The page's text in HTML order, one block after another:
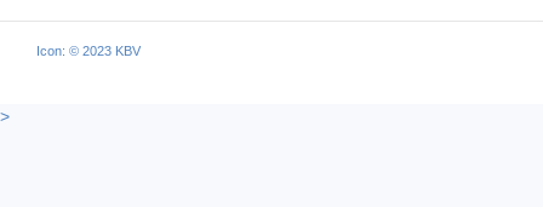
Icon: © 2023 KBV
>